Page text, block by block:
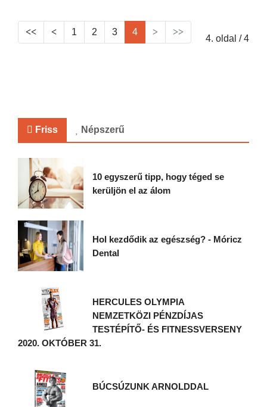
1 2 3 4
4. oldal / 4
Friss Népszerű
10 egyszerű tipp, hogy téged se
kerüljön el az álom
Hol kezdődik az egészség? - Móricz
Dental
HERCULES OLYMPIA
NEMZETKÖZI PÉNZDÍJAS
TESTÉPÍTŐ- ÉS FITNESSVERSENY
2020. OKTÓBER 31.
BÚCSÚZUNK ARNOLDDAL